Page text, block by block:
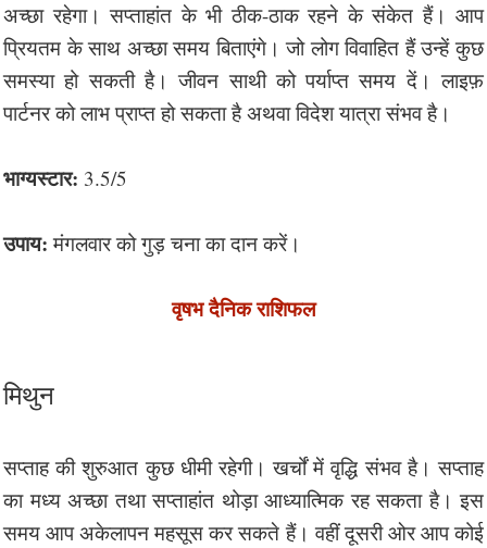
अच्छा रहेगा। सप्ताहांत के भी ठीक-ठाक रहने के संकेत हैं। आप
प्रियतम के साथ अच्छा समय बिताएंगे। जो लोग विवाहित हैं उन्हें कुछ
समस्या हो सकती है। जीवन साथी को पर्याप्त समय दें। लाइफ़
पार्टनर को लाभ प्राप्त हो सकता है अथवा विदेश यात्रा संभव है।
भाग्यस्टार: 3.5/5
उपाय: मंगलवार को गुड़ चना का दान करें।
वृषभ दैनिक राशिफल
मिथुन
सप्ताह की शुरुआत कुछ धीमी रहेगी। खर्चों में वृद्धि संभव है। सप्ताह
का मध्य अच्छा तथा सप्ताहांत थोड़ा आध्यात्मिक रह सकता है। इस
समय आप अकेलापन महसूस कर सकते हैं। वहीं दूसरी ओर आप कोई